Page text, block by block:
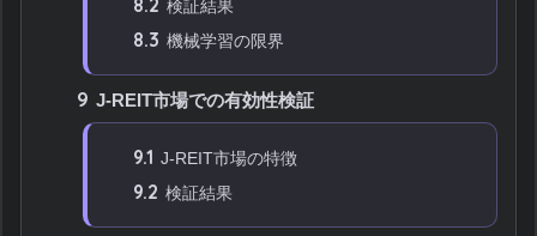
検証結果
8.3 機械学習の限界
9 J-REIT市場での有効性検証
9.1 J-REIT市場の特徴
9.2 検証結果